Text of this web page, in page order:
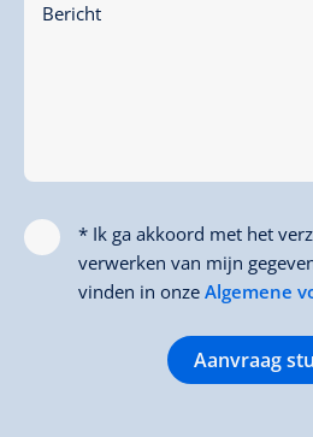
Bericht
* Ik ga akkoord met het
verwerken van mijn
vinden in onze Algemene
Aanvraag